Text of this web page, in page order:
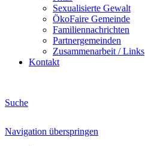
Sexualisierte Gewalt
ÖkoFaire Gemeinde
Familiennachrichten
Partnergemeinden
Zusammenarbeit / Links
Kontakt
Suche
Navigation überspringen